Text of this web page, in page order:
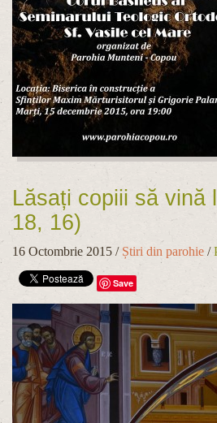
Lăsați copiii să vină
18, 16)
16 Octombrie 2015 / Știri din parohie /
Save